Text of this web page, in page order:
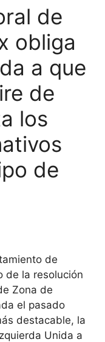
de
obliga
a que
de
los
de
de
de la resolución
Zona de
el pasado
destacable, la
Unida a